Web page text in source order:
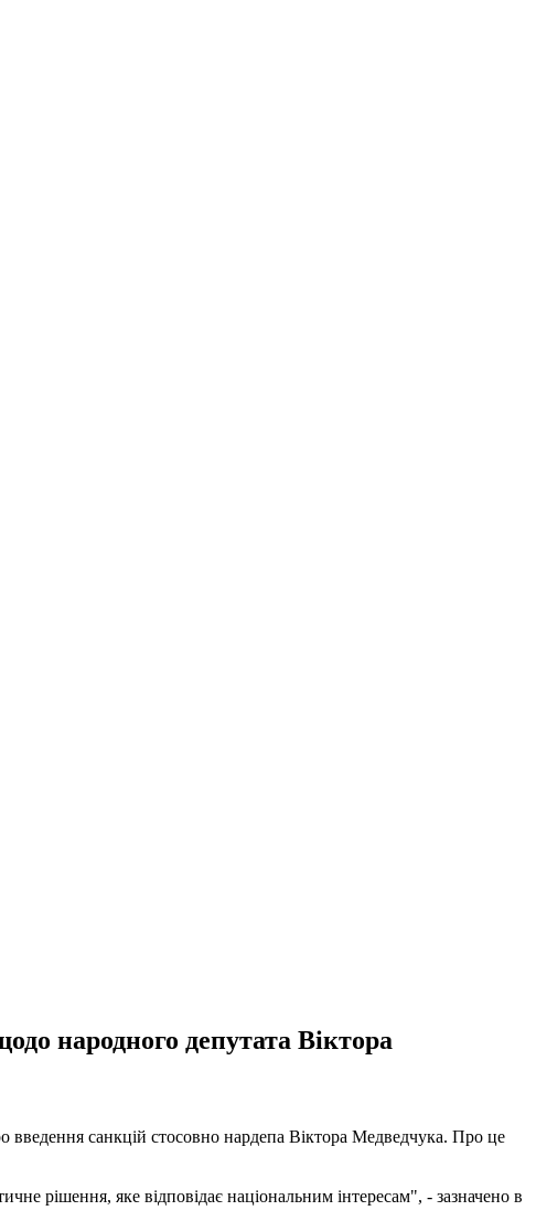
народного депутата Віктора
санкцій стосовно нардепа Віктора Медведчука. Про це
рішення, яке відповідає національним інтересам", - зазначено в